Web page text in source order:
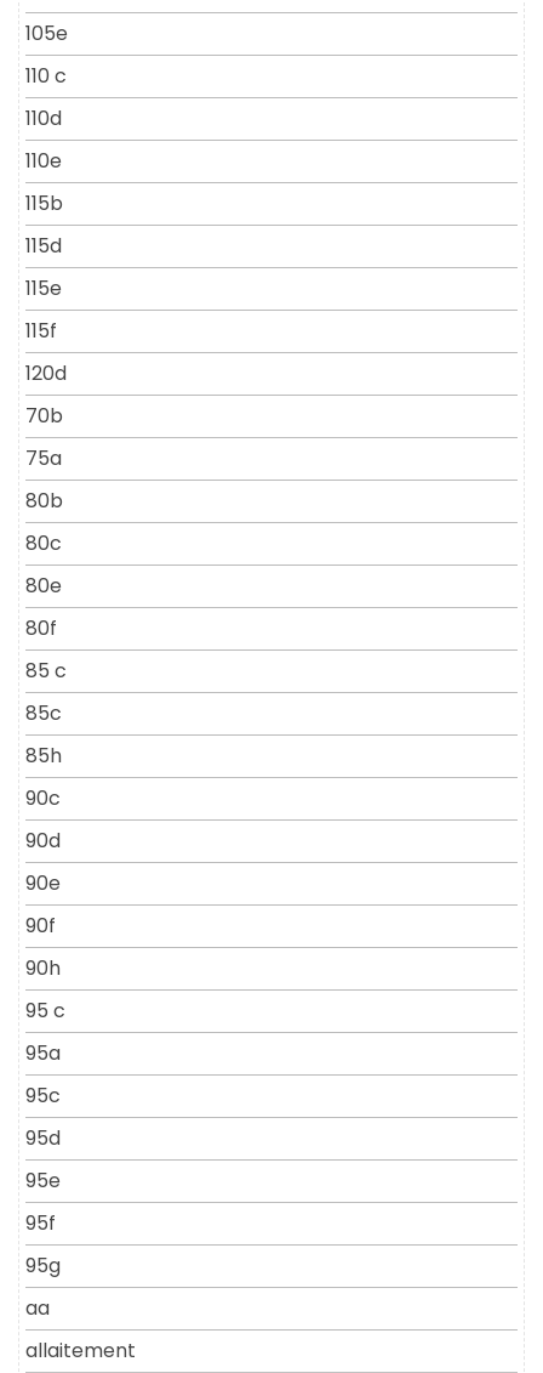
105e
110 c
110d
110e
115b
115d
115e
115f
120d
70b
75a
80b
80c
80e
80f
85 c
85c
85h
90c
90d
90e
90f
90h
95 c
95a
95c
95d
95e
95f
95g
aa
allaitement